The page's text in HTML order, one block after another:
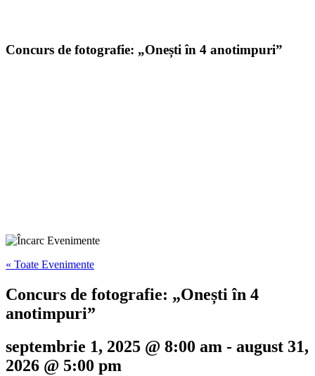
Concurs de fotografie: „Onești în 4 anotimpuri”
« Toate Evenimente
Concurs de fotografie: „Onești în 4
anotimpuri”
septembrie 1, 2025 @ 8:00 am - august 31,
2026 @ 5:00 pm